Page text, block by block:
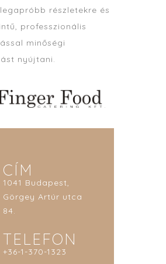
részletekre és
professzionális
minőségi
nyújtani.
CÍM
1041 Budapest,
Görgey Artúr utca
84.
TELEFON
+36-1-370-1323